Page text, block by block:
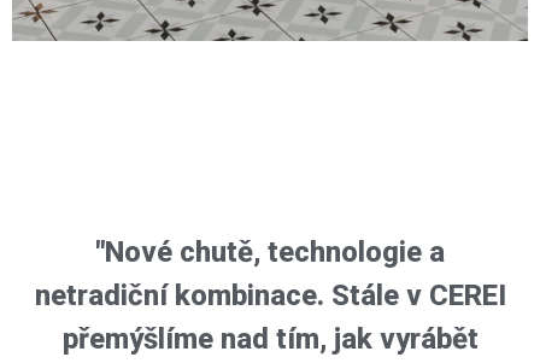
"Nové chutě, technologie a
netradiční kombinace. Stále v CEREI
přemýšlíme nad tím, jak vyrábět